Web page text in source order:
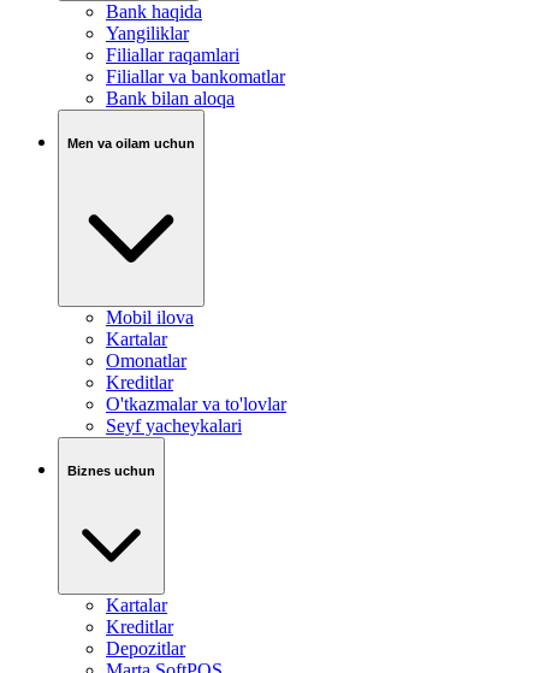
Bank haqida
Yangiliklar
Filiallar raqamlari
Filiallar va bankomatlar
Bank bilan aloqa
Men va oilam uchun
Mobil ilova
Kartalar
Omonatlar
Kreditlar
O'tkazmalar va to'lovlar
Seyf yacheykalari
Biznes uchun
Kartalar
Kreditlar
Depozitlar